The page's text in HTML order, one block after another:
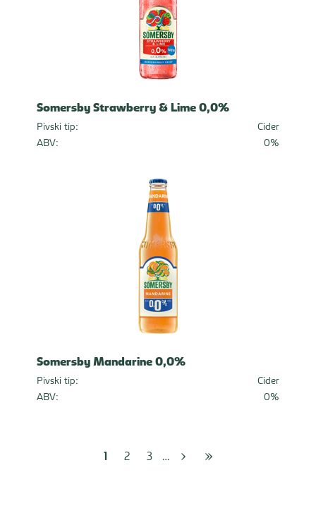
Somersby Strawberry & Lime 0,0%
Pivski tip:
Cider
ABV:
0%
Somersby Mandarine 0,0%
Pivski tip:
Cider
ABV:
0%
1 2 3 Sljedećaposljednja